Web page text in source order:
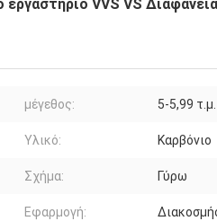
εργαστήριο VVS VS
μέγεθος: 5-5,99 τ.μ.
Υλικό: Καρβόνιο
Σχήμα: Γύρω
Εφαρμογή: